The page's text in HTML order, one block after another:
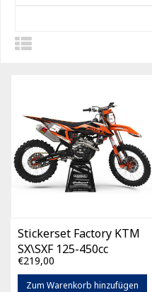
Stickerset Factory KTM
SX\SXF 125-450cc
(diverse bouwjaren)
€219,00
Zum Warenkorb hinzufügen